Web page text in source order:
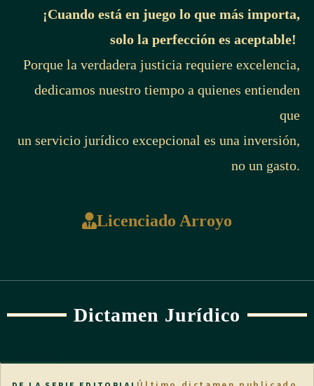
¡Cuando está en juego lo que más importa,
solo la perfección es aceptable!
Porque la verdadera justicia requiere excelencia,
dedicamos nuestro tiempo a quienes entienden
que
un servicio jurídico excepcional es una inversión,
no un gasto.
Licenciado Arroyo
Dictamen Jurídico